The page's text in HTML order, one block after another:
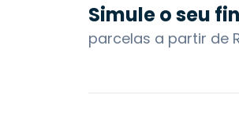
Simule o seu
parcelas a partir de